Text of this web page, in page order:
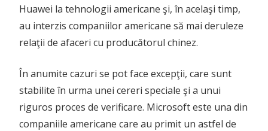
Huawei la tehnologii americane şi, în acelaşi timp,
au interzis companiilor americane să mai deruleze
relaţii de afaceri cu producătorul chinez.
În anumite cazuri se pot face excepţii, care sunt
stabilite în urma unei cereri speciale şi a unui
riguros proces de verificare. Microsoft este una din
companiile americane care au primit un astfel de